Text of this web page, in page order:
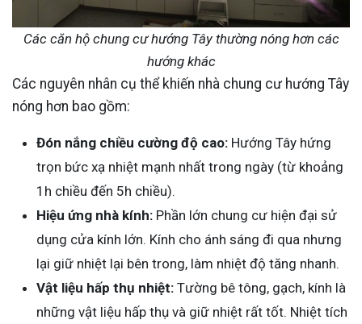
Các căn hộ chung cư hướng Tây thường nóng hơn các
hướng khác
Các nguyên nhân cụ thể khiến nhà chung cư hướng Tây
nóng hơn bao gồm:
Đón nắng chiều cường độ cao: Hướng Tây hứng
trọn bức xạ nhiệt mạnh nhất trong ngày (từ khoảng
1h chiều đến 5h chiều).
Hiệu ứng nhà kính: Phần lớn chung cư hiện đại sử
dụng cửa kính lớn. Kính cho ánh sáng đi qua nhưng
lại giữ nhiệt lại bên trong, làm nhiệt độ tăng nhanh.
Vật liệu hấp thụ nhiệt: Tường bê tông, gạch, kính là
những vật liệu hấp thụ và giữ nhiệt rất tốt. Nhiệt tích